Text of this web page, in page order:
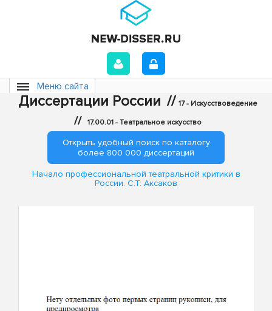
Меню сайта
Диссертации России // 17 - Искусствоведение
// 17.00.01 - Театральное искусство
Открыть удобный поиск по каталогу
более 800 000 диссертаций
Начало профессиональной театральной критики в
России. С.Т. Аксаков